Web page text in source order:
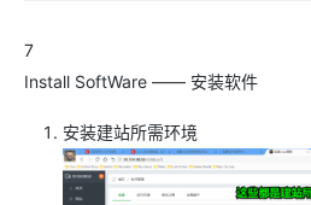
7
Install SoftWare —— 安装软件
安装建站所需环境